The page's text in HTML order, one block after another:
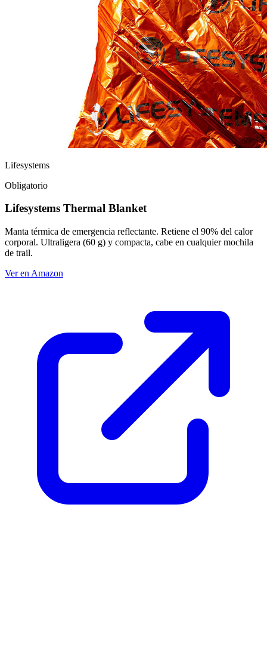
Lifesystems
Obligatorio
Lifesystems Thermal Blanket
Manta térmica de emergencia reflectante. Retiene el 90% del calor
corporal. Ultraligera (60 g) y compacta, cabe en cualquier mochila
de trail.
Ver en Amazon